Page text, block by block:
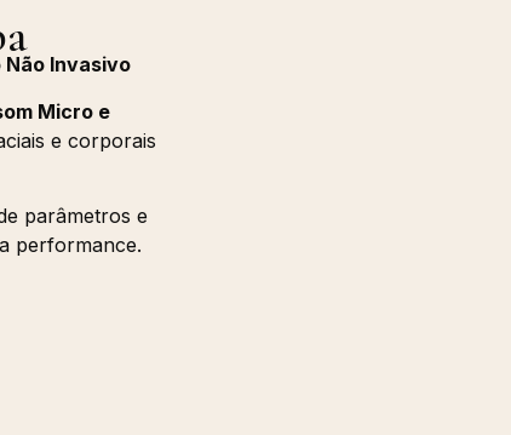
Não Invasivo
Micro e
e corporais
parâmetros e
performance.